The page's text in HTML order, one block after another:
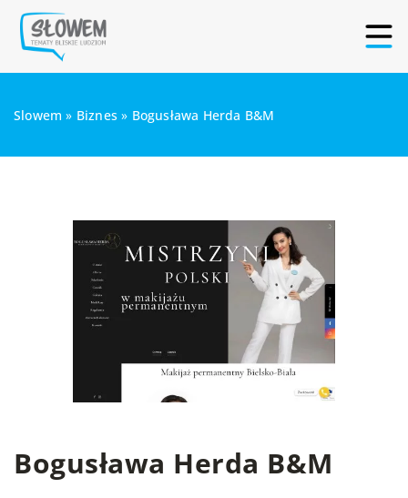
Slowem » Biznes » Bogusława Herda B&M
Bogusława Herda B&M